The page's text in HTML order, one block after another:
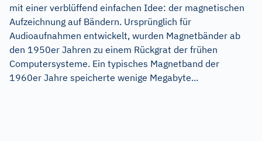
mit einer verblüffend einfachen Idee: der magnetischen
Aufzeichnung auf Bändern. Ursprünglich für
Audioaufnahmen entwickelt, wurden Magnetbänder ab
den 1950er Jahren zu einem Rückgrat der frühen
Computersysteme. Ein typisches Magnetband der
1960er Jahre speicherte wenige Megabyte...